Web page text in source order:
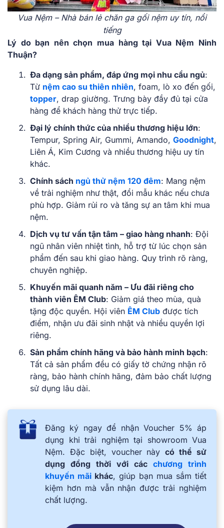
Vua Nệm – Nhà bán lẻ chăn ga gối nệm uy tín, nổi
tiếng
Lý do bạn nên chọn mua hàng tại Vua Nệm Ninh
Thuận?
Đa dạng sản phẩm, đáp ứng mọi nhu cầu ngủ:
Từ nệm cao su thiên nhiên, foam, lò xo đến gối,
topper, drap giường. Trưng bày đầy đủ tại cửa
hàng để khách hàng thử trực tiếp.
Đại lý chính thức của nhiều thương hiệu lớn:
Tempur, Spring Air, Gummi, Amando, Goodnight,
Liên Á, Kim Cương và nhiều thương hiệu uy tín
khác.
Chính sách ngủ thử nệm 120 đêm: Mang nệm
về trải nghiệm như thật, đổi mẫu khác nếu chưa
phù hợp. Giảm rủi ro và tăng sự an tâm khi mua
nệm.
Dịch vụ tư vấn tận tâm – giao hàng nhanh: Đội
ngũ nhân viên nhiệt tình, hỗ trợ từ lúc chọn sản
phẩm đến sau khi giao hàng. Quy trình rõ ràng,
chuyên nghiệp.
Khuyến mãi quanh năm – Ưu đãi riêng cho
thành viên ÊM Club: Giảm giá theo mùa, quà
tặng độc quyền. Hội viên ÊM Club được tích
điểm, nhận ưu đãi sinh nhật và nhiều quyền lợi
riêng.
Sản phẩm chính hãng và bảo hành minh bạch:
Tất cả sản phẩm đều có giấy tờ chứng nhận rõ
ràng, bảo hành chính hãng, đảm bảo chất lượng
sử dụng lâu dài.
Đăng ký ngay để nhận Voucher 5% áp
dụng khi trải nghiệm tại showroom Vua
Nệm. Đặc biệt, voucher nàycó thể sử
dụng đồng thời với các chương trình
khuyến mãi khác, giúp bạn mua sắm tiết
kiệm hơn mà vẫn nhận được trải nghiệm
chất lượng.